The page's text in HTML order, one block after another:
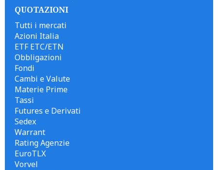
QUOTAZIONI
Tutti i mercati
Azioni Italia
ETF ETC/ETN
Obbligazioni
Fondi
Cambi e Valute
Materie Prime
Tassi
Futures e Derivati
Sedex
Warrant
Rating Agenzie
EuroTLX
Vorvel